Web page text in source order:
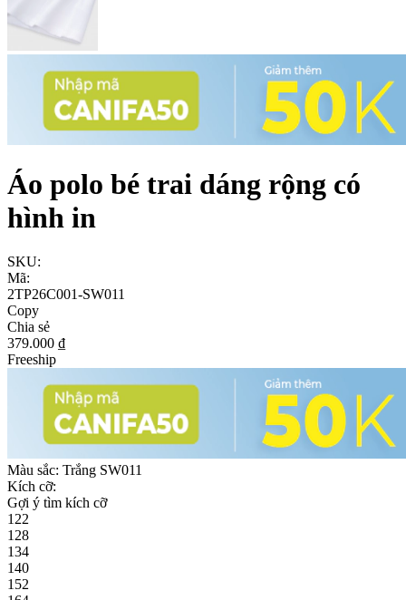
Áo polo bé trai dáng rộng có
hình in
SKU:
Mã:
2TP26C001-SW011
Copy
Chia sẻ
379.000 ₫
Freeship
Màu sắc: Trắng SW011
Kích cỡ:
Gợi ý tìm kích cỡ
122
128
134
140
152